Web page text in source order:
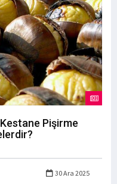
Pişirme
30 Ara 2025